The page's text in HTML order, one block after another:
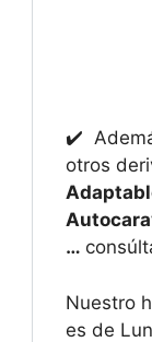
✔️
otros
…
Nuestro
es de